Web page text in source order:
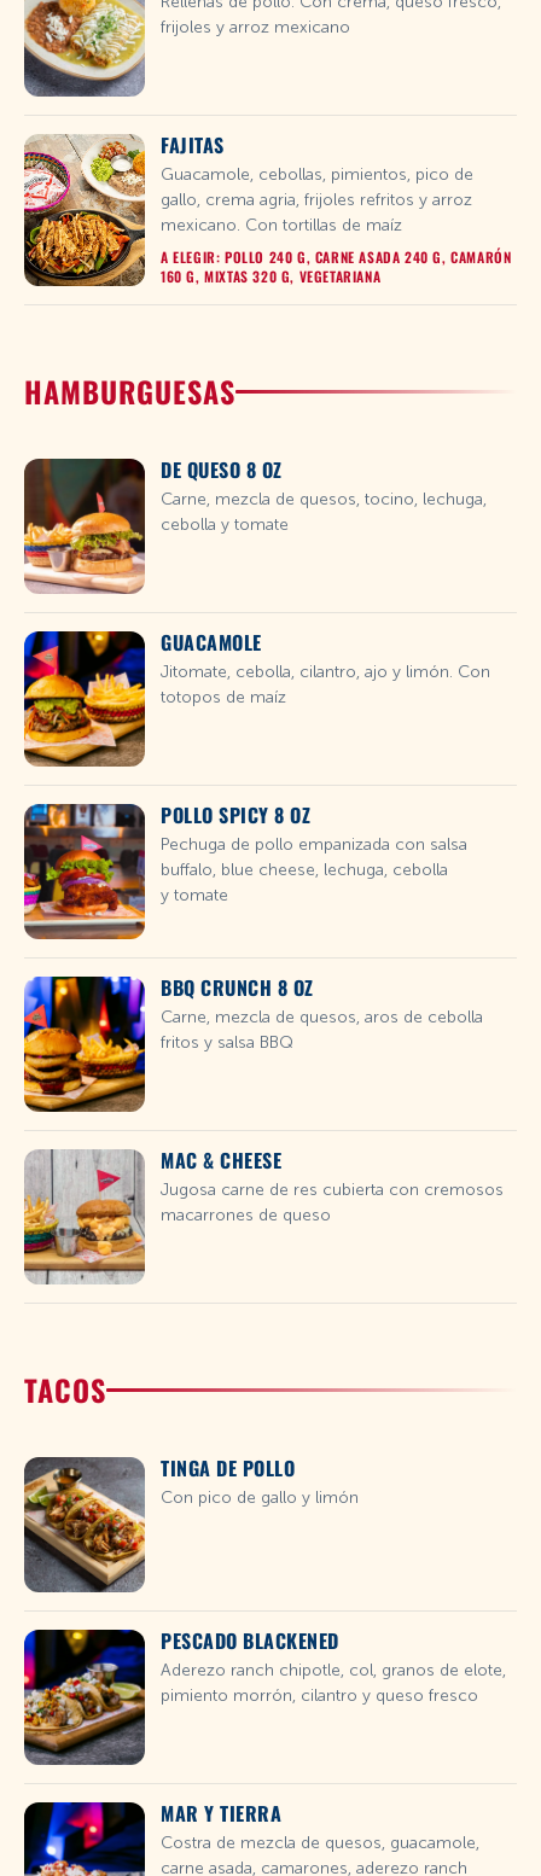
frijoles y arroz mexicano
FAJITAS
Guacamole, cebollas, pimientos, pico de
gallo, crema agria, frijoles refritos y arroz
mexicano. Con tortillas de maíz
A ELEGIR: POLLO 240 G, CARNE ASADA 240 G, CAMARÓN
160 G, MIXTAS 320 G, VEGETARIANA
HAMBURGUESAS
DE QUESO 8 OZ
Carne, mezcla de quesos, tocino, lechuga,
cebolla y tomate
GUACAMOLE
Jitomate, cebolla, cilantro, ajo y limón. Con
totopos de maíz
POLLO SPICY 8 OZ
Pechuga de pollo empanizada con salsa
buffalo, blue cheese, lechuga, cebolla
y tomate
BBQ CRUNCH 8 OZ
Carne, mezcla de quesos, aros de cebolla
fritos y salsa BBQ
MAC & CHEESE
Jugosa carne de res cubierta con cremosos
macarrones de queso
TACOS
TINGA DE POLLO
Con pico de gallo y limón
PESCADO BLACKENED
Aderezo ranch chipotle, col, granos de elote,
pimiento morrón, cilantro y queso fresco
MAR Y TIERRA
Costra de mezcla de quesos, guacamole,
carne asada, camarones, aderezo ranch